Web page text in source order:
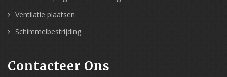
Ventilatie plaatsen
Schimmelbestrijding
Contacteer Ons